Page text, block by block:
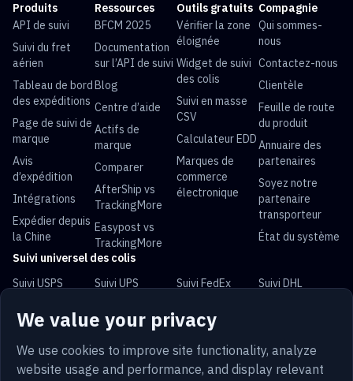
We value your privacy
We use cookies to improve site functionality, analyze
website usage and performance, and display relevant
Produits
API de suivi
Suivi du fret
aérien
Tableau de bord
des expéditions
Page de suivi de
marque
Avis
d’expédition
Intégrations
Expédier depuis
la Chine
Ressources
BFCM 2025
Documentation
sur l’API de suivi
Blog
Centre d’aide
Actifs de
marque
Comparer
AfterShip vs
TrackingMore
Easypost vs
TrackingMore
Outils gratuits
Vérifier la zone
éloignée
Widget de suivi
des colis
Suivi en masse
CSV
Calculateur EDD
Marques de
commerce
électronique
Compagnie
Qui sommes-
nous
Contactez-nous
Clientèle
Feuille de route
du produit
Annuaire des
partenaires
Soyez notre
partenaire
transporteur
État du système
Suivi universel des colis
Suivi USPS
Suivi UPS Suivi FedEx
Suivi DHL
Express